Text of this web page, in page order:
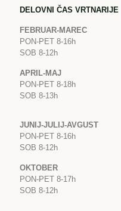
DELOVNI ČAS VRTNARIJE
FEBRUAR-MAREC
PON-PET 8-16h
SOB 8-12h
APRIL-MAJ
PON-PET 8-18h
SOB 8-13h
JUNIJ-JULIJ-AVGUST
PON-PET 8-16h
SOB 8-12h
OKTOBER
PON-PET 8-17h
SOB 8-12h